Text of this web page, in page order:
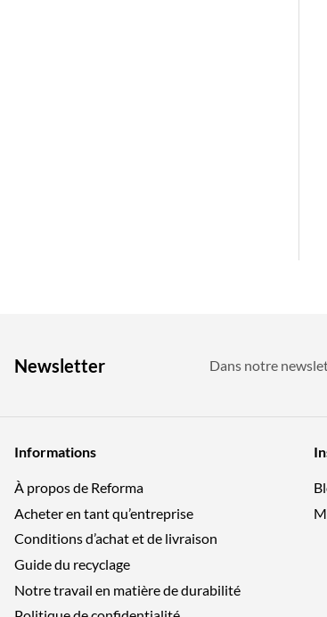
Newsletter Dans notre
Informations
À propos de Reforma
Acheter en tant qu’entreprise
Conditions d’achat et de livraison
Guide du recyclage
Notre travail en matière de durabilité